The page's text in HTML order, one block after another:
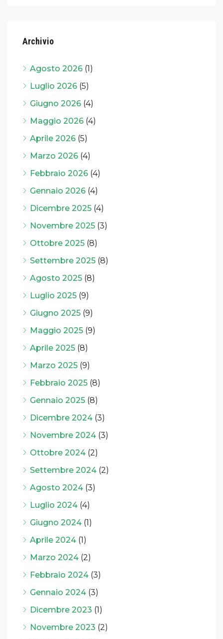
Archivio
Agosto 2026 (1)
Luglio 2026 (5)
Giugno 2026 (4)
Maggio 2026 (4)
Aprile 2026 (5)
Marzo 2026 (4)
Febbraio 2026 (4)
Gennaio 2026 (4)
Dicembre 2025 (4)
Novembre 2025 (3)
Ottobre 2025 (8)
Settembre 2025 (8)
Agosto 2025 (8)
Luglio 2025 (9)
Giugno 2025 (9)
Maggio 2025 (9)
Aprile 2025 (8)
Marzo 2025 (9)
Febbraio 2025 (8)
Gennaio 2025 (8)
Dicembre 2024 (3)
Novembre 2024 (3)
Ottobre 2024 (2)
Settembre 2024 (2)
Agosto 2024 (3)
Luglio 2024 (4)
Giugno 2024 (1)
Aprile 2024 (1)
Marzo 2024 (2)
Febbraio 2024 (3)
Gennaio 2024 (3)
Dicembre 2023 (1)
Novembre 2023 (2)